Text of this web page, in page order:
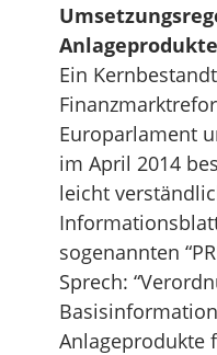
Anlageprodukte
Ein
Europarlament
im April 2014
leicht
sogenannten
Sprech:
Anlageprodukte